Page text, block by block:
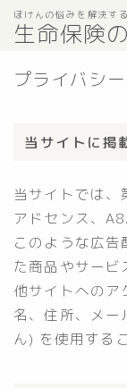
生命保険
ほけんの悩みを解決す
保険の選び方
個人年金保険
JA共済
ニッセイウェ
住友生命
プライバシ
当サイトに掲
当サイトでは
アドセンス、
このような広
た商品やサービ
他サイトへの
名、住所、メ
ん) を使用する